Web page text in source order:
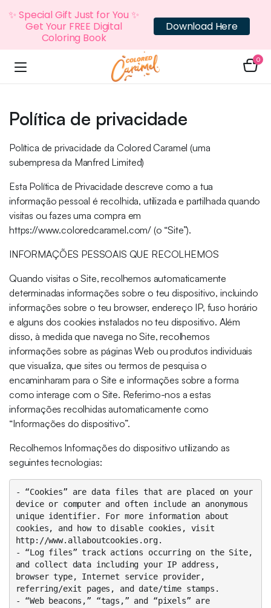
0
Política de privacidade
Política de privacidade da Colored Caramel (uma
subempresa da Manfred Limited)
Esta Política de Privacidade descreve como a tua
informação pessoal é recolhida, utilizada e partilhada quando
visitas ou fazes uma compra em
https://www.coloredcaramel.com/ (o “Site”).
INFORMAÇÕES PESSOAIS QUE RECOLHEMOS
Quando visitas o Site, recolhemos automaticamente
determinadas informações sobre o teu dispositivo, incluindo
informações sobre o teu browser, endereço IP, fuso horário
e alguns dos cookies instalados no teu dispositivo. Além
disso, à medida que navega no Site, recolhemos
informações sobre as páginas Web ou produtos individuais
que visualiza, que sites ou termos de pesquisa o
encaminharam para o Site e informações sobre a forma
como interage com o Site. Referimo-nos a estas
informações recolhidas automaticamente como
“Informações do dispositivo”.
Recolhemos Informações do dispositivo utilizando as
seguintes tecnologias:
- “Cookies” are data files that are placed on your
device or computer and often include an anonymous
unique identifier. For more information about
cookies, and how to disable cookies, visit
http://www.allaboutcookies.org.
- “Log files” track actions occurring on the Site,
and collect data including your IP address,
browser type, Internet service provider,
referring/exit pages, and date/time stamps.
- “Web beacons,” “tags,” and “pixels” are
✨ Special Gift Just for You ✨
Get Your FREE Digital
Coloring Book
Download Here